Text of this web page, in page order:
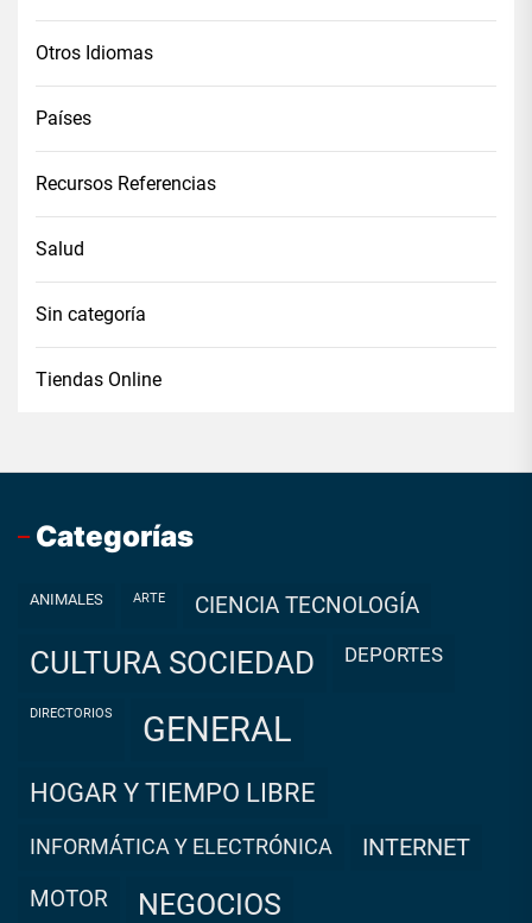
Otros Idiomas
Países
Recursos Referencias
Salud
Sin categoría
Tiendas Online
Categorías
ANIMALES ARTE CIENCIA TECNOLOGÍA
CULTURA SOCIEDAD DEPORTES
DIRECTORIOS GENERAL
HOGAR Y TIEMPO LIBRE
INFORMÁTICA Y ELECTRÓNICA INTERNET
MOTOR NEGOCIOS